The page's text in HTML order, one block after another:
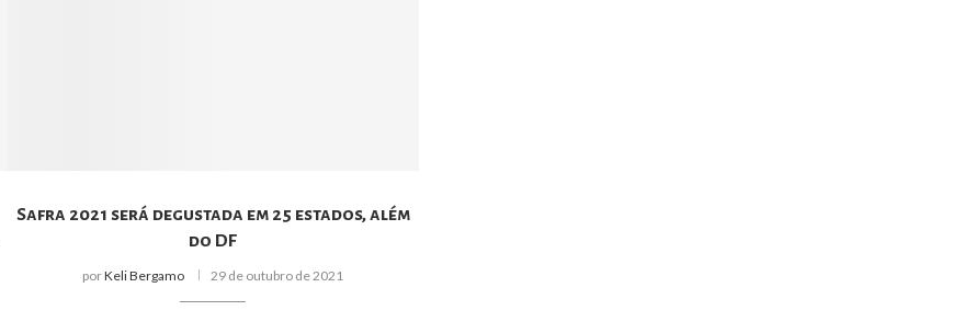
Safra 2021 será degustada em 25 estados, além
do DF
porKeli Bergamo 29 de outubro de 2021